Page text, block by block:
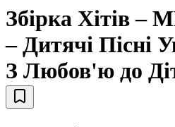
Збірка Хітів
– Дитячі Пісні
З Любов'ю до